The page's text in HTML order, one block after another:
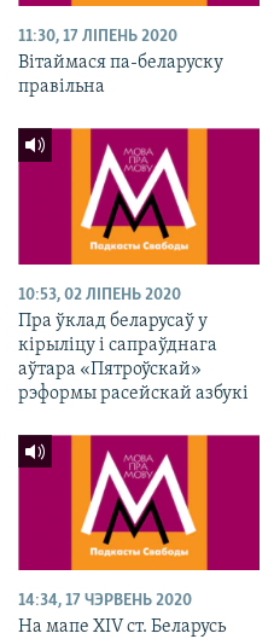
11:30, 17 ЛІПЕНЬ 2020
Вітаймася па-беларуску
правільна
10:53, 02 ЛІПЕНЬ 2020
Пра ўклад беларусаў у
кірыліцу і сапраўднага
аўтара «Пятроўскай»
рэформы расейскай азбукі
14:34, 17 ЧЭРВЕНЬ 2020
На мапе XIV ст. Беларусь